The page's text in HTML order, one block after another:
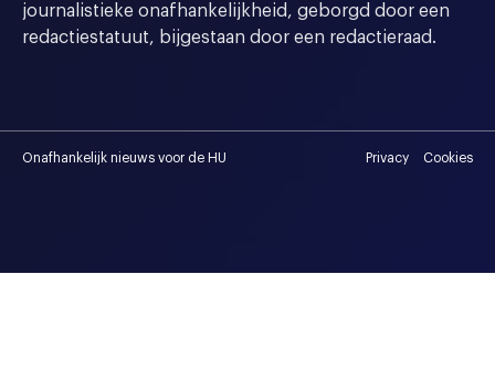
journalistieke onafhankelijkheid, geborgd door een
redactiestatuut, bijgestaan door een redactieraad.
Onafhankelijk nieuws voor de HU Privacy Cookies